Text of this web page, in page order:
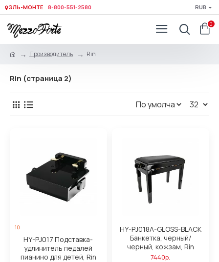
ЭЛЬ-МОНТЕ 8-800-551-2580 RUB
0
Производитель Rin
Rin (страница 2)
10
HY-PJ017 Подставка-
удлинитель педалей
пианино для детей, Rin
HY-PJ018A-GLOSS-BLACK
Банкетка, черный/
черный, кожзам, Rin
7440р.